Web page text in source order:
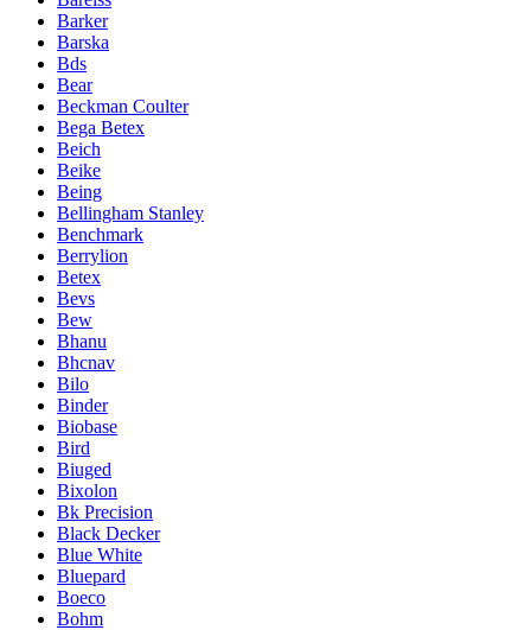
Barker
Barska
Bds
Bear
Beckman Coulter
Bega Betex
Beich
Beike
Being
Bellingham Stanley
Benchmark
Berrylion
Betex
Bevs
Bew
Bhanu
Bhcnav
Bilo
Binder
Biobase
Bird
Biuged
Bixolon
Bk Precision
Black Decker
Blue White
Bluepard
Boeco
Bohm